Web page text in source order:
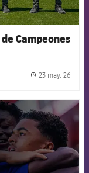
Campeones
23 may. 26
badge